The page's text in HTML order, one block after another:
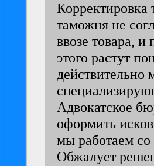
таможня не
ввозе товара,
этого растут
действительно
Адвокатское
оформить
мы работаем
Обжалует